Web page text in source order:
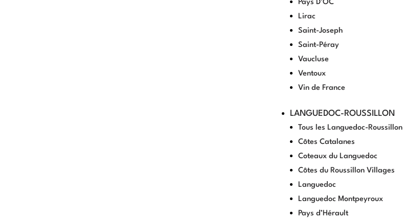
Pays D’OC
Lirac
Saint-Joseph
Saint-Péray
Vaucluse
Ventoux
Vin de France
LANGUEDOC-ROUSSILLON
Tous les Languedoc-Roussillon
Côtes Catalanes
Coteaux du Languedoc
Côtes du Roussillon Villages
Languedoc
Languedoc Montpeyroux
Pays d’Hérault